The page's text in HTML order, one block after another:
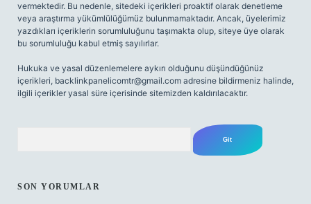
vermektedir. Bu nedenle, sitedeki içerikleri proaktif olarak denetleme
veya araştırma yükümlülüğümüz bulunmamaktadır. Ancak, üyelerimiz
yazdıkları içeriklerin sorumluluğunu taşımakta olup, siteye üye olarak
bu sorumluluğu kabul etmiş sayılırlar.
Hukuka ve yasal düzenlemelere aykırı olduğunu düşündüğünüz
içerikleri, backlinkpanelicomtr@gmail.com adresine bildirmeniz halinde,
ilgili içerikler yasal süre içerisinde sitemizden kaldırılacaktır.
SON YORUMLAR